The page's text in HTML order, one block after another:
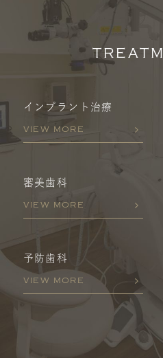
インプラント治療
VIEW MORE
審美歯科
VIEW MORE
予防歯科
VIEW MORE